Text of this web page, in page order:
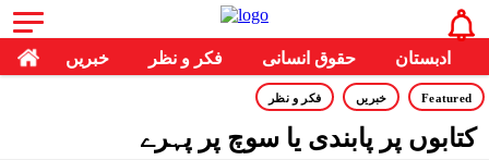
خبریں فکر و نظر حقوق انسانی ادبستان
Featured خبریں فکر و نظر
کتابوں پر پابندی یا سوچ پر پہرے